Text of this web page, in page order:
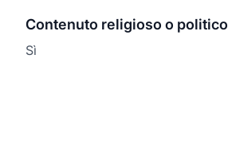
Contenuto religioso o politico
Sì